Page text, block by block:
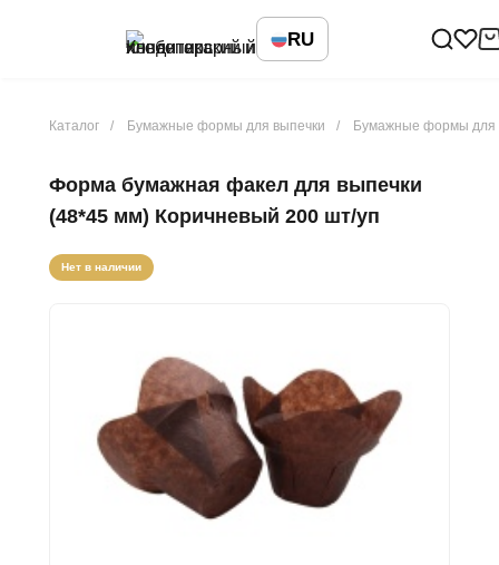
RU
Каталог Бумажные формы для выпечки Бумажные формы
Форма бумажная факел для выпечки
(48*45 мм) Коричневый 200 шт/уп
Нет в наличии